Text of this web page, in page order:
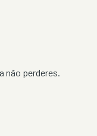
não perderes.